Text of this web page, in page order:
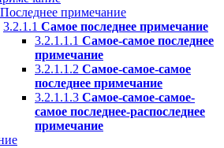
Последнее примечание
3.2.1.1 Самое последнее примечание
3.2.1.1.1 Самое-самое последнее
примечание
3.2.1.1.2 Самое-самое-самое
последнее примечание
3.2.1.1.3 Самое-самое-самое-
самое последнее-распоследнее
примечание